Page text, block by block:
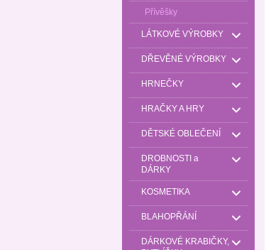
Přívěšky
LÁTKOVÉ VÝROBKY
DŘEVĚNÉ VÝROBKY
HRNEČKY
HRAČKY A HRY
DĚTSKÉ OBLEČENÍ
DROBNOSTI a
DÁRKY
KOSMETIKA
BLAHOPŘÁNÍ
DÁRKOVÉ KRABIČKY,